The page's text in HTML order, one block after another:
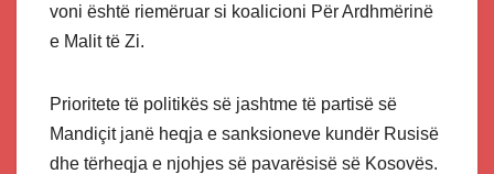
voni është riemëruar si koalicioni Për Ardhmërinë
e Malit të Zi.
Prioritete të politikës së jashtme të partisë së
Mandiçit janë heqja e sanksioneve kundër Rusisë
dhe tërheqja e njohjes së pavarësisë së Kosovës.